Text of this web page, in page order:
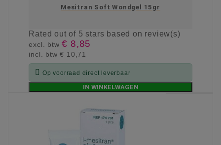
Mesitran Soft Wondgel 15gr
Ratedout of 5 stars based on review(s)
excl. btw€ 8,85
incl. btw€ 10,71
 Op voorraad direct leverbaar
IN WINKELWAGEN